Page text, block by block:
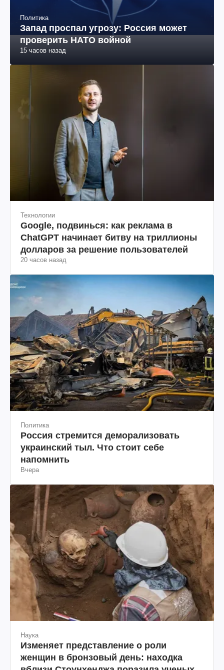
Политика
Запад проспал угрозу: Россия может
проверить НАТО войной
15 часов назад
Технологии
Google, подвинься: как реклама в
ChatGPT начинает битву на триллионы
долларов за решение пользователей
20 часов назад
Политика
Россия стремится деморализовать
украинский тыл. Что стоит себе
напомнить
Вчера
Наука
Изменяет представление о роли
женщин в бронзовый день: находка